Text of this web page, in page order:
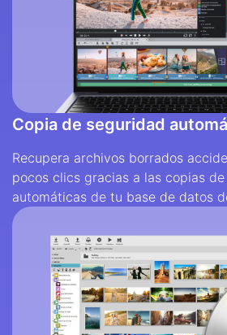
Copia de seguridad
Recupera archivos borrados
pocos clics gracias a las copias
automáticas de tu base de datos